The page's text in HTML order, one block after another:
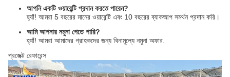
আপনি একটি ওয়ারেন্টি প্রদান করতে পারেন?
হ্যাঁ! আমরা 5 বছরের মানের ওয়ারেন্টি এবং 10 বছরের ব্যাকআপ সমর্থন প্রদান করি।
আমি আপনার নমুনা পেতে পারি?
হ্যাঁ! আমরা আমাদের গ্রাহকদের জন্য বিনামূল্যে নমুনা অফার.
প্রজেক্ট রেফারেন্স